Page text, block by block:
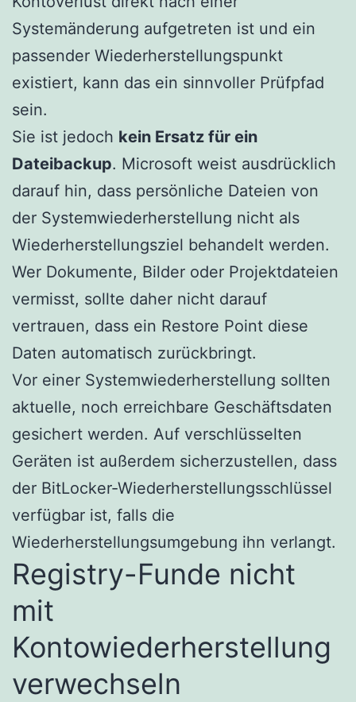
Systemänderung aufgetreten ist und ein
passender Wiederherstellungspunkt
existiert, kann das ein sinnvoller Prüfpfad
sein.
Sie ist jedoch kein Ersatz für ein
Dateibackup. Microsoft weist ausdrücklich
darauf hin, dass persönliche Dateien von
der Systemwiederherstellung nicht als
Wiederherstellungsziel behandelt werden.
Wer Dokumente, Bilder oder Projektdateien
vermisst, sollte daher nicht darauf
vertrauen, dass ein Restore Point diese
Daten automatisch zurückbringt.
Vor einer Systemwiederherstellung sollten
aktuelle, noch erreichbare Geschäftsdaten
gesichert werden. Auf verschlüsselten
Geräten ist außerdem sicherzustellen, dass
der BitLocker-Wiederherstellungsschlüssel
verfügbar ist, falls die
Wiederherstellungsumgebung ihn verlangt.
Registry-Funde nicht
mit
Kontowiederherstellung
verwechseln